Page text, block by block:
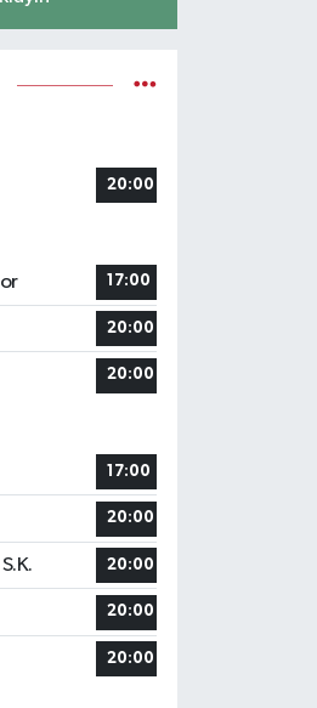
20:00
17:00
20:00
20:00
17:00
20:00
20:00
20:00
20:00